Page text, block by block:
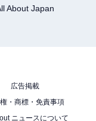
たく異なることが
・誠実さ」「基
ピード」です。
About Japan
広告掲載
・商標・免責事項
ニュースについて